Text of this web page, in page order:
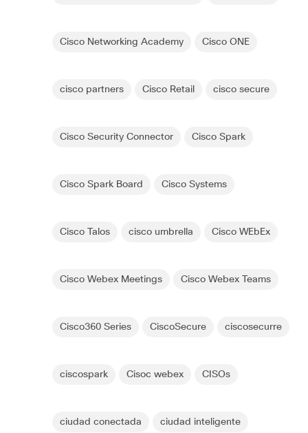
Cisco Networking Academy Cisco ONE
cisco partners Cisco Retail cisco secure
Cisco Security Connector Cisco Spark
Cisco Spark Board Cisco Systems
Cisco Talos cisco umbrella Cisco WEbEx
Cisco Webex Meetings Cisco Webex Teams
Cisco360 Series CiscoSecure ciscosecurre
ciscospark Cisoc webex CISOs
ciudad conectada ciudad inteligente